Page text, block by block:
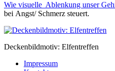
Wie visuelle Ablenkung unser
bei Angst/ Schmerz steuert.
Deckenbildmotiv: Elfentreffen
Impressum